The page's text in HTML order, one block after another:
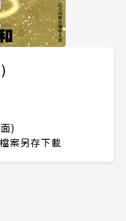
)
案另存下載